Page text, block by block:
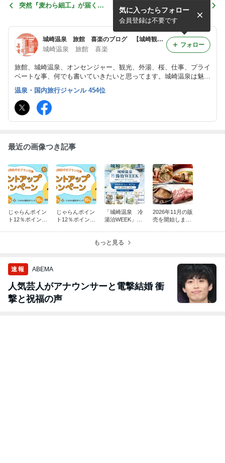
突然『麦わら細工』が届く…
改装工事★だいぶ出来てきま
した～
城崎温泉 旅館 喜楽のブログ 【城崎観光・周辺観光・お店紹介など】
城崎温泉 旅館 喜楽
旅館、城崎温泉、オンセンジャー、観光、外湯、桜、仕事、プライ
ベートな事、何でも書いていきたいと思ってます。城崎温泉は魅力
がイッパイ！春から秋は、季節の会席や但馬牛！夏は海水浴（竹野
浜・気比の浜）冬はカニ＆スキー（かんなべスキー場）是非お越し
下さい。
気に入ったらフォロー
会員登録は不要です
フォロー
温泉・国内旅行ジャンル 454位
最近の画像つき記事
じゃらんポイン
ト12％ポイント
じゃらんポイン
ト12％ポイント
「城崎温泉 冷
湯治WEEK」開
2026年11月の販
売を開始しまし
もっと見る
速報 ABEMA
人気芸人がアナウンサーと電撃結婚 衝
撃と祝福の声